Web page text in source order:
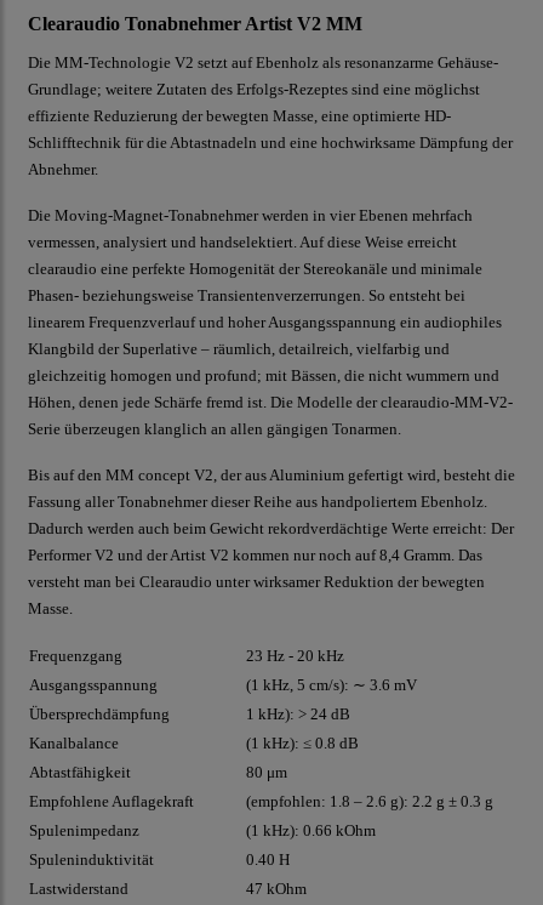
Clearaudio Tonabnehmer Artist V2 MM
Die MM-Technologie V2 setzt auf Ebenholz als resonanzarme Gehäuse-
Grundlage; weitere Zutaten des Erfolgs-Rezeptes sind eine möglichst
effiziente Reduzierung der bewegten Masse, eine optimierte HD-
Schlifftechnik für die Abtastnadeln und eine hochwirksame Dämpfung der
Abnehmer.
Die Moving-Magnet-Tonabnehmer werden in vier Ebenen mehrfach
vermessen, analysiert und handselektiert. Auf diese Weise erreicht
clearaudio eine perfekte Homogenität der Stereokanäle und minimale
Phasen- beziehungsweise Transientenverzerrungen. So entsteht bei
linearem Frequenzverlauf und hoher Ausgangsspannung ein audiophiles
Klangbild der Superlative – räumlich, detailreich, vielfarbig und
gleichzeitig homogen und profund; mit Bässen, die nicht wummern und
Höhen, denen jede Schärfe fremd ist. Die Modelle der clearaudio-MM-V2-
Serie überzeugen klanglich an allen gängigen Tonarmen.
Bis auf den MM concept V2, der aus Aluminium gefertigt wird, besteht die
Fassung aller Tonabnehmer dieser Reihe aus handpoliertem Ebenholz.
Dadurch werden auch beim Gewicht rekordverdächtige Werte erreicht: Der
Performer V2 und der Artist V2 kommen nur noch auf 8,4 Gramm. Das
versteht man bei Clearaudio unter wirksamer Reduktion der bewegten
Masse.
Frequenzgang
23 Hz - 20 kHz
Ausgangsspannung
(1 kHz, 5 cm/s): ∼ 3.6 mV
Übersprechdämpfung
1 kHz): > 24 dB
Kanalbalance
(1 kHz): ≤ 0.8 dB
Abtastfähigkeit
80 μm
Empfohlene Auflagekraft
(empfohlen: 1.8 – 2.6 g): 2.2 g ± 0.3 g
Spulenimpedanz
(1 kHz): 0.66 kOhm
Spuleninduktivität
0.40 H
Lastwiderstand
47 kOhm